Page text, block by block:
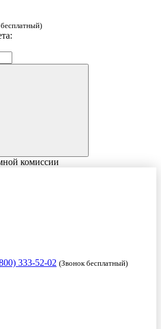
комиссии
333-52-02 (Звонок бесплатный)